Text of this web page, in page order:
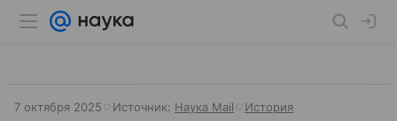
7 октября 2025 Источник: Наука Mail История